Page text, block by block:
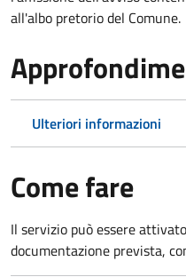
all'albo pretorio del Comune.
Ulteriori informazioni
Come fare
Il servizio può essere
documentazione prevista,